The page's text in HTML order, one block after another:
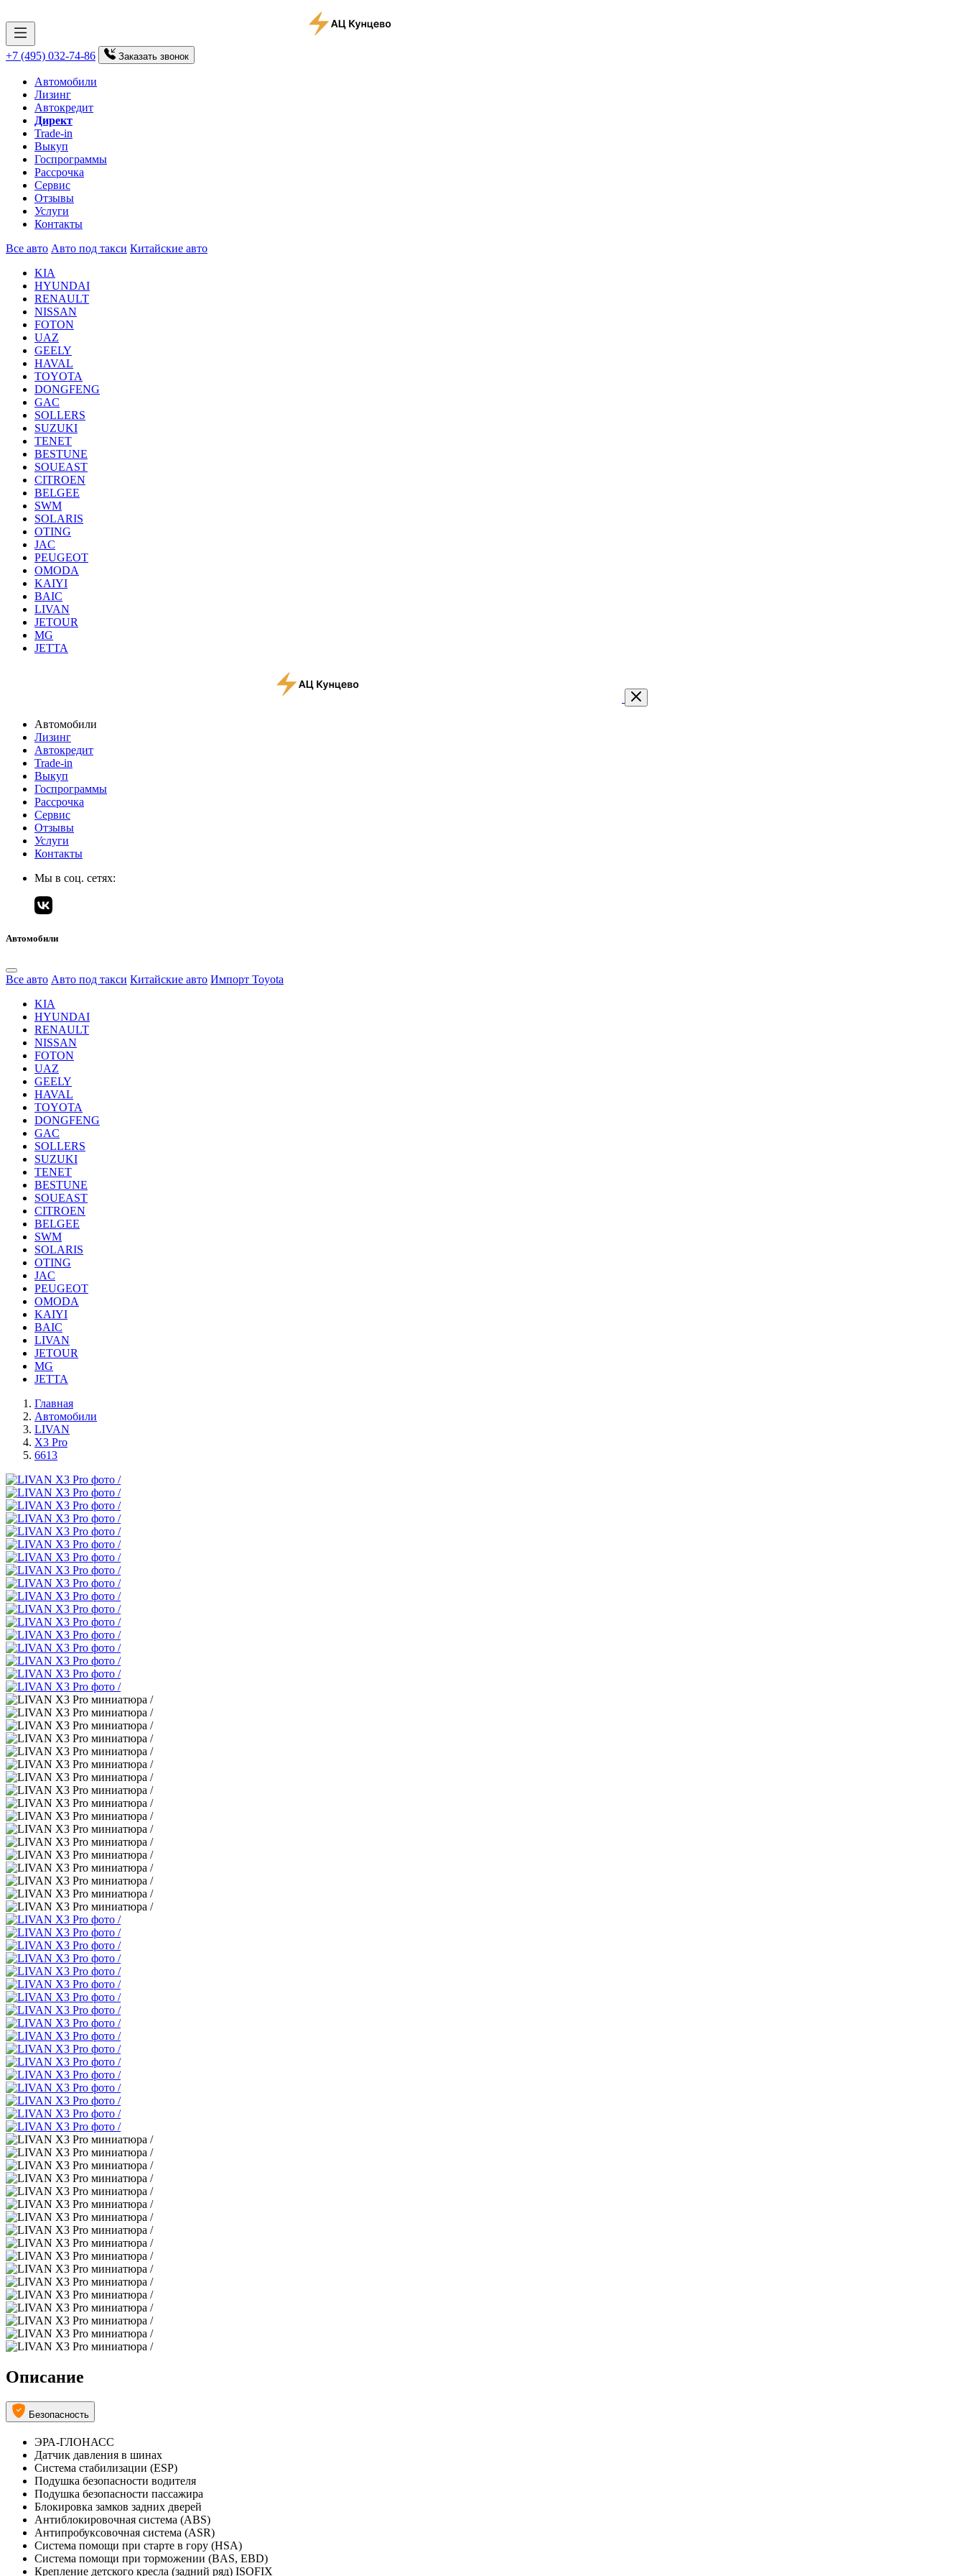
+7 (495) 032-74-86 Заказать звонок
Автомобили
Лизинг
Автокредит
Директ
Trade-in
Выкуп
Госпрограммы
Рассрочка
Сервис
Отзывы
Услуги
Контакты
Все авто Авто под такси Китайские авто
KIA
HYUNDAI
RENAULT
NISSAN
FOTON
UAZ
GEELY
HAVAL
TOYOTA
DONGFENG
GAC
SOLLERS
SUZUKI
TENET
BESTUNE
SOUEAST
CITROEN
BELGEE
SWM
SOLARIS
OTING
JAC
PEUGEOT
OMODA
KAIYI
BAIC
LIVAN
JETOUR
MG
JETTA
Автомобили
Лизинг
Автокредит
Trade-in
Выкуп
Госпрограммы
Рассрочка
Сервис
Отзывы
Услуги
Контакты
Мы в соц. сетях:
Автомобили
Все авто Авто под такси Китайские авто Импорт Toyota
KIA
HYUNDAI
RENAULT
NISSAN
FOTON
UAZ
GEELY
HAVAL
TOYOTA
DONGFENG
GAC
SOLLERS
SUZUKI
TENET
BESTUNE
SOUEAST
CITROEN
BELGEE
SWM
SOLARIS
OTING
JAC
PEUGEOT
OMODA
KAIYI
BAIC
LIVAN
JETOUR
MG
JETTA
Главная
Автомобили
LIVAN
X3 Pro
6613
Описание
Безопасность
ЭРА-ГЛОНАСС
Датчик давления в шинах
Система стабилизации (ESP)
Подушка безопасности водителя
Подушка безопасности пассажира
Блокировка замков задних дверей
Антиблокировочная система (ABS)
Антипробуксовочная система (ASR)
Система помощи при старте в гору (HSA)
Система помощи при торможении (BAS, EBD)
Крепление детского кресла (задний ряд) ISOFIX